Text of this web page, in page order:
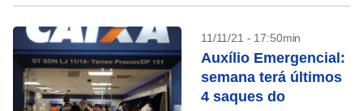
11/11/21 - 17:50min
Auxílio Emergencial:
semana terá últimos
4 saques do